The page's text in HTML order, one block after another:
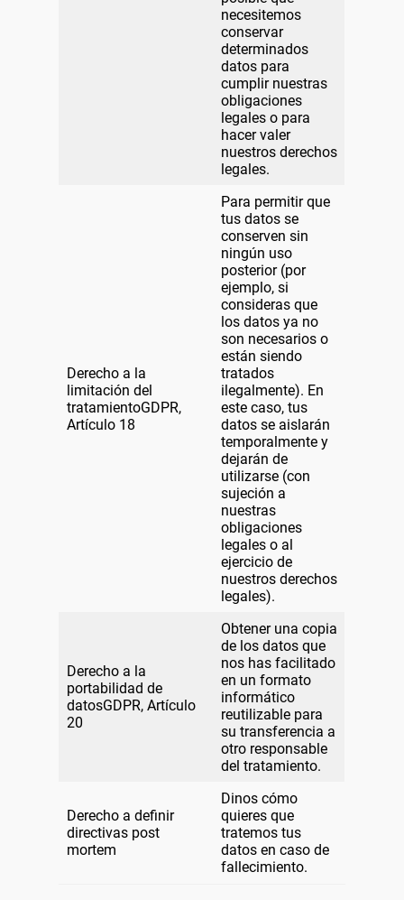
necesitemos
conservar
determinados
datos para
cumplir nuestras
obligaciones
legales o para
hacer valer
nuestros derechos
legales.
Derecho a la
limitación del
tratamientoGDPR,
Artículo 18
Para permitir que
tus datos se
conserven sin
ningún uso
posterior (por
ejemplo, si
consideras que
los datos ya no
son necesarios o
están siendo
tratados
ilegalmente). En
este caso, tus
datos se aislarán
temporalmente y
dejarán de
utilizarse (con
sujeción a
nuestras
obligaciones
legales o al
ejercicio de
nuestros derechos
legales).
Derecho a la
portabilidad de
datosGDPR, Artículo
20
Obtener una copia
de los datos que
nos has facilitado
en un formato
informático
reutilizable para
su transferencia a
otro responsable
del tratamiento.
Derecho a definir
directivas post
mortem
Dinos cómo
quieres que
tratemos tus
datos en caso de
fallecimiento.